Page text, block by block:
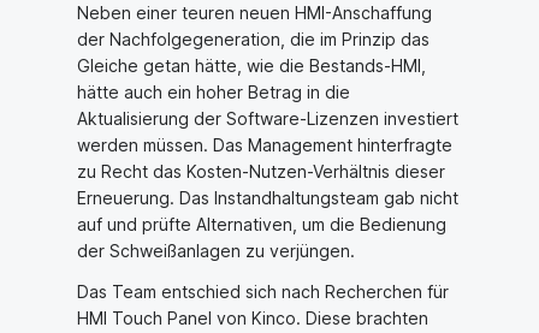
Neben einer teuren neuen HMI-Anschaffung
der Nachfolgegeneration, die im Prinzip das
Gleiche getan hätte, wie die Bestands-HMI,
hätte auch ein hoher Betrag in die
Aktualisierung der Software-Lizenzen investiert
werden müssen. Das Management hinterfragte
zu Recht das Kosten-Nutzen-Verhältnis dieser
Erneuerung. Das Instandhaltungsteam gab nicht
auf und prüfte Alternativen, um die Bedienung
der Schweißanlagen zu verjüngen.
Das Team entschied sich nach Recherchen für
HMI Touch Panel von Kinco. Diese brachten